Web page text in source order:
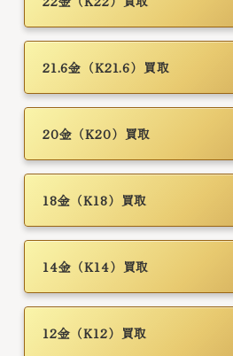
21.6金（K21.6）買取
20金（K20）買取
18金（K18）買取
14金（K14）買取
12金（K12）買取